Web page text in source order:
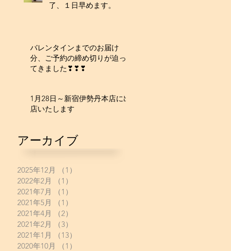
了、１日早めます。
バレンタインまでのお届け
分、ご予約の締め切りが迫っ
てきました❣❣❣
1月28日～新宿伊勢丹本店に出
店いたします
アーカイブ
2025年12月 （1）
2022年2月
（1）
2021年7月
（1）
2021年5月
（1）
2021年4月
（2）
2021年2月
（3）
2021年1月
（13）
2020年10月
（1）